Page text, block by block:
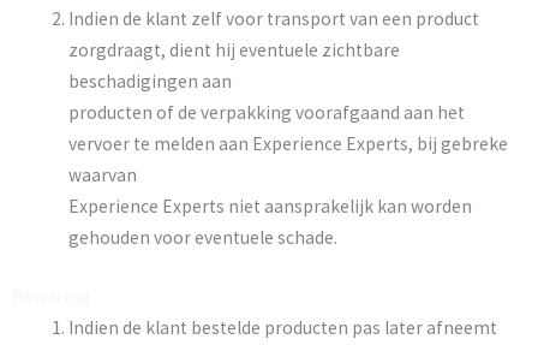
Indien de klant zelf voor transport van een product
zorgdraagt, dient hij eventuele zichtbare
beschadigingen aan
producten of de verpakking voorafgaand aan het
vervoer te melden aan Experience Experts, bij gebreke
waarvan
Experience Experts niet aansprakelijk kan worden
gehouden voor eventuele schade.
Indien de klant bestelde producten pas later afneemt